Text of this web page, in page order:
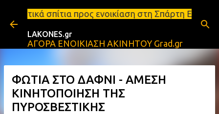
Μετάβαση στο κύριο περιεχόμενο
ενοικίαση στη Σπάρτη Ενοικιάσεις
LAKONES.gr
ΑΓΟΡΑ ΕΝΟΙΚΙΑΣΗ ΑΚΙΝΗΤΟΥ Grad.gr
ΦΩΤΙΑ ΣΤΟ ΔΑΦΝΙ - ΑΜΕΣΗ
ΚΙΝΗΤΟΠΟΙΗΣΗ ΤΗΣ
ΠΥΡΟΣΒΕΣΤΙΚΗΣ